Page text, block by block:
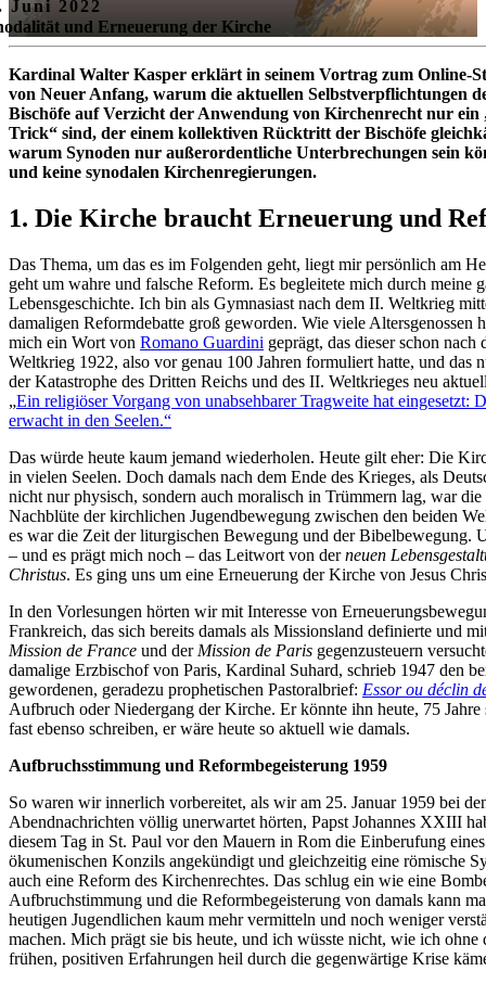
Juni 2022
und Erneuerung der Kirche
Kardinal Walter Kasper erklärt in seinem Vortrag zum Online-
von Neuer Anfang, warum die aktuellen Selbstverpflichtungen
Bischöfe auf Verzicht der Anwendung von Kirchenrecht nur ein
Trick“ sind, der einem kollektiven Rücktritt der Bischöfe
warum Synoden nur außerordentliche Unterbrechungen sein
und keine synodalen Kirchenregierungen.
1. Die Kirche braucht Erneuerung und
Das Thema, um das es im Folgenden geht, liegt mir persönlich am
geht um wahre und falsche Reform. Es begleitete mich durch meine
Lebensgeschichte. Ich bin als Gymnasiast nach dem II. Weltkrieg
damaligen Reformdebatte groß geworden. Wie viele Altersgenossen
mich ein Wort von Romano Guardini geprägt, das dieser schon nach
Weltkrieg 1922, also vor genau 100 Jahren formuliert hatte, und das
der Katastrophe des Dritten Reichs und des II. Weltkrieges neu
„Ein religiöser Vorgang von unabsehbarer Tragweite hat eingesetzt:
erwacht in den Seelen.“
Das würde heute kaum jemand wiederholen. Heute gilt eher: Die
in vielen Seelen. Doch damals nach dem Ende des Krieges, als
nicht nur physisch, sondern auch moralisch in Trümmern lag, war
Nachblüte der kirchlichen Jugendbewegung zwischen den beiden
es war die Zeit der liturgischen Bewegung und der Bibelbewegung.
– und es prägt mich noch – das Leitwort von derneuen
Christus. Es ging uns um eine Erneuerung der Kirche von Jesus
In den Vorlesungen hörten wir mit Interesse von
Frankreich, das sich bereits damals als Missionsland definierte und
Mission de France und der Mission de Paris gegenzusteuern
damalige Erzbischof von Paris, Kardinal Suhard, schrieb 1947 den
gewordenen, geradezu prophetischen Pastoralbrief: Essor ou déclin
Aufbruch oder Niedergang der Kirche. Er könnte ihn heute, 75 Jahre
fast ebenso schreiben, er wäre heute so aktuell wie damals.
Aufbruchsstimmung und Reformbegeisterung 1959
So waren wir innerlich vorbereitet, als wir am 25. Januar 1959 bei
Abendnachrichten völlig unerwartet hörten, Papst Johannes XXIII
diesem Tag in St. Paul vor den Mauern in Rom die Einberufung eines
ökumenischen Konzils angekündigt und gleichzeitig eine römische
auch eine Reform des Kirchenrechtes. Das schlug ein wie eine
Aufbruchstimmung und die Reformbegeisterung von damals kann
heutigen Jugendlichen kaum mehr vermitteln und noch weniger
machen. Mich prägt sie bis heute, und ich wüsste nicht, wie ich ohne
frühen, positiven Erfahrungen heil durch die gegenwärtige Krise